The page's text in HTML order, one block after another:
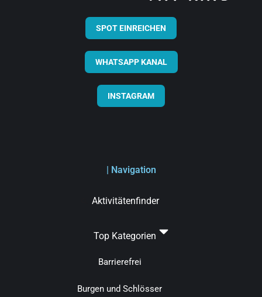
SPOT EINREICHEN
WHATSAPP KANAL
INSTAGRAM
| Navigation
Aktivitätenfinder
Top Kategorien
Barrierefrei
Burgen und Schlösser